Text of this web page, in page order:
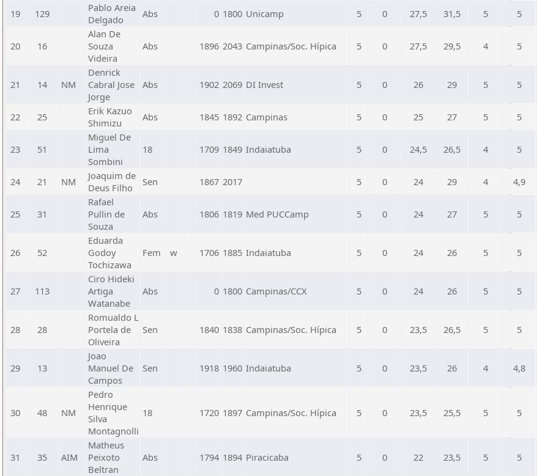
19 129
Pablo Areia
Delgado
Abs 0 1800 Unicamp 5 0 27,5 31,5 5 5
20 16
Alan De
Souza
Videira
Abs 1896 2043 Campinas/Soc. Hípica 5 0 27,5 29,5 4 5
21 14 NM
Denrick
Cabral Jose
Jorge
Abs 1902 2069 DI Invest 5 0 26 29 5 5
22 25
Erik Kazuo
Shimizu
Abs 1845 1892 Campinas 5 0 25 27 5 5
23 51
Miguel De
Lima
Sombini
18 1709 1849 Indaiatuba 5 0 24,5 26,5 4 5
24 21 NM
Joaquim de
Deus Filho
Sen 1867 2017 5 0 24 29 4 4,9
25 31
Rafael
Pullin de
Souza
Abs 1806 1819 Med PUCCamp 5 0 24 27 5 5
26 52
Eduarda
Godoy
Tochizawa
Fem w 1706 1885 Indaiatuba 5 0 24 26 5 5
27 113
Ciro Hideki
Artiga
Watanabe
Abs 0 1800 Campinas/CCX 5 0 24 26 5 5
28 28
Romualdo L
Portela de
Oliveira
Sen 1840 1838 Campinas/Soc. Hípica 5 0 23,5 26,5 5 5
29 13
Joao
Manuel De
Campos
Sen 1918 1960 Indaiatuba 5 0 23,5 26 4 4,8
30 48 NM
Pedro
Henrique
Silva
Montagnolli
18 1720 1897 Campinas/Soc. Hípica 5 0 23,5 25,5 5 5
31 35 AIM
Matheus
Peixoto
Beltran
Abs 1794 1894 Piracicaba 5 0 22 23,5 5 5